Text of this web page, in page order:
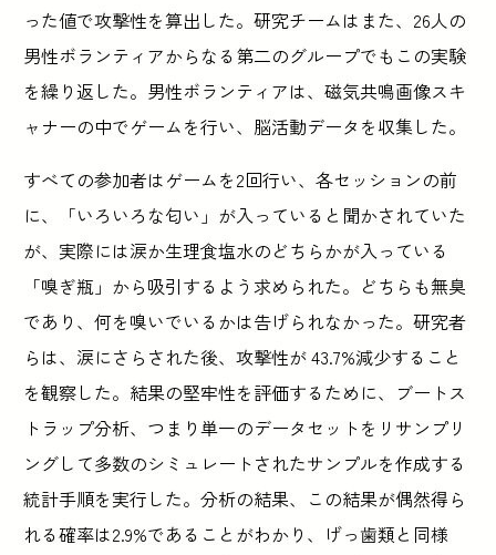
った値で攻撃性を算出した。研究チームはまた、26人の
男性ボランティアからなる第二のグループでもこの実験
を繰り返した。男性ボランティアは、磁気共鳴画像スキ
ャナーの中でゲームを行い、脳活動データを収集した。
すべての参加者はゲームを2回行い、各セッションの前
に、「いろいろな匂い」が入っていると聞かされていた
が、実際には涙か生理食塩水のどちらかが入っている
「嗅ぎ瓶」から吸引するよう求められた。どちらも無臭
であり、何を嗅いでいるかは告げられなかった。研究者
らは、涙にさらされた後、攻撃性が 43.7%減少すること
を観察した。結果の堅牢性を評価するために、ブートス
トラップ分析、つまり単一のデータセットをリサンプリ
ングして多数のシミュレートされたサンプルを作成する
統計手順を実行した。分析の結果、この結果が偶然得ら
れる確率は2.9%であることがわかり、げっ歯類と同様